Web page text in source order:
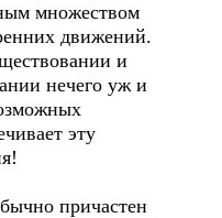
множеством
движений.
и
нечего уж и
эту
причастен